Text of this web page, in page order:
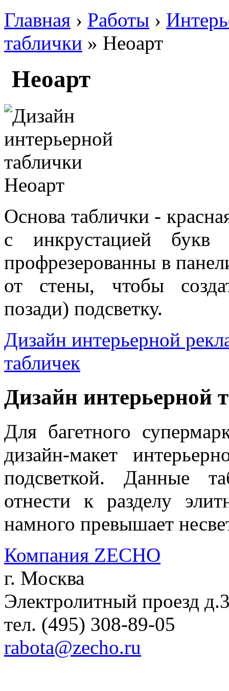
Главная › Работы ›
таблички » Неоарт
Неоарт
Основа таблички -
с инкрустацией букв
профрезерованны в
от стены, чтобы
позади) подсветку.
Дизайн интерьерной
табличек
Дизайн интерьерной
Для багетного
дизайн-макет
подсветкой. Данные
отнести к разделу
намного превышает
Компания ZECHO
г. Москва
Электролитный проезд
тел. (495) 308-89-05
rabota@zecho.ru